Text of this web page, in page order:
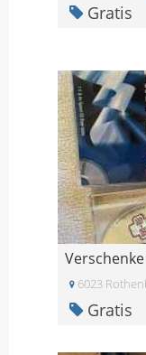
Gratis
6023
Gratis